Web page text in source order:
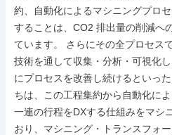
約、自動化によるマシニングプロ
することは、CO2 排出量の削減へ
ています。 さらにその全プロセス
技術を通して収集・分析・可視化
にプロセスを改善し続けるといっ
ちは、この工程集約から自動化に
一連の行程をDXする仕組みをマシ
おり、マシニング・トランスフォ